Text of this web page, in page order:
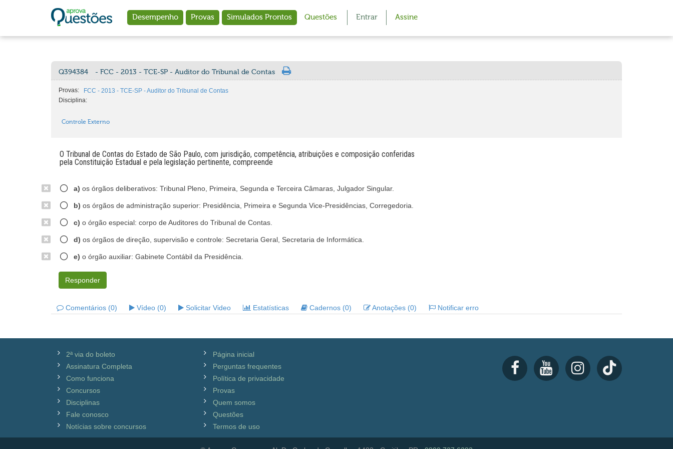
Desempenho Provas Simulados Prontos Questões Entrar Assine
Q394384 - FCC - 2013 - TCE-SP - Auditor do Tribunal de Contas
Provas:
FCC - 2013 - TCE-SP - Auditor do Tribunal de Contas
Disciplina:
Controle Externo
O Tribunal de Contas do Estado de São Paulo, com jurisdição, competência, atribuições e composição conferidas
pela Constituição Estadual e pela legislação pertinente, compreende
a) os órgãos deliberativos: Tribunal Pleno, Primeira, Segunda e Terceira Câmaras, Julgador Singular.
b) os órgãos de administração superior: Presidência, Primeira e Segunda Vice-Presidências, Corregedoria.
c) o órgão especial: corpo de Auditores do Tribunal de Contas.
d) os órgãos de direção, supervisão e controle: Secretaria Geral, Secretaria de Informática.
e) o órgão auxiliar: Gabinete Contábil da Presidência.
Responder
Comentários (0) Vídeo (0) Solicitar Video Estatísticas Cadernos (0) Anotações (0) Notificar erro
2ª via do boleto
Assinatura Completa
Como funciona
Concursos
Disciplinas
Fale conosco
Notícias sobre concursos
Página inicial
Perguntas frequentes
Política de privacidade
Provas
Quem somos
Questões
Termos de uso